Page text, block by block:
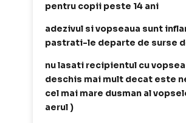
pentru copii peste 14 ani
adezivul si vopseaua sunt
pastrati-le departe de surse
nu lasati recipientul cu vopsea
deschis mai mult decat este
cel mai mare dusman al
aerul )